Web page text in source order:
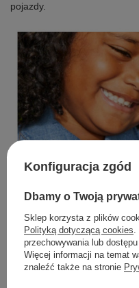
pojazdy.
Konfiguracja zgód
Dbamy o Twoją
Sklep korzysta z plików
Polityką dotyczącą cookies.
przechowywania lub
Więcej informacji na temat
znaleźć także na stronie